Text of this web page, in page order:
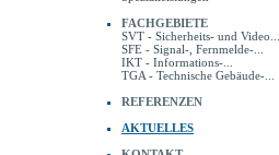
FACHGEBIETE
SVT - Sicherheits- und Video...
SFE - Signal-, Fernmelde-...
IKT - Informations-...
TGA - Technische Gebäude-...
REFERENZEN
AKTUELLES